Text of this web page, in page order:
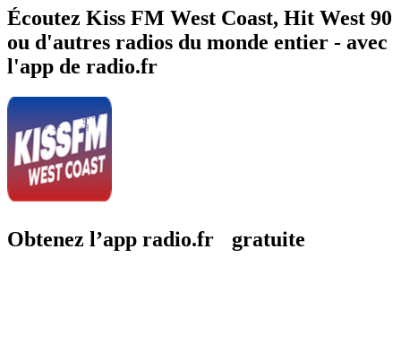
Écoutez Kiss FM West Coast, Hit West 90
ou d'autres radios du monde entier - avec
l'app de radio.fr
Obtenez l’app radio.fr gratuite